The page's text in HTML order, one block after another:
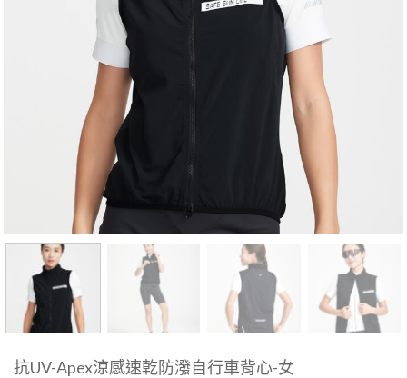
抗UV-Apex涼感速乾防潑自行車背心-女